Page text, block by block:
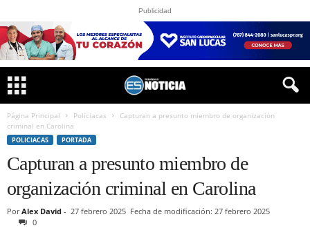
Publicidad
Página Principal Policiacas
Capturan a presunto miembro de organización
criminal en Carolina
POLICIACAS PORTADA
Capturan a presunto miembro de
organización criminal en Carolina
Por Alex David - 27 febrero 2025 Fecha de modificación: 27 febrero 2025
0